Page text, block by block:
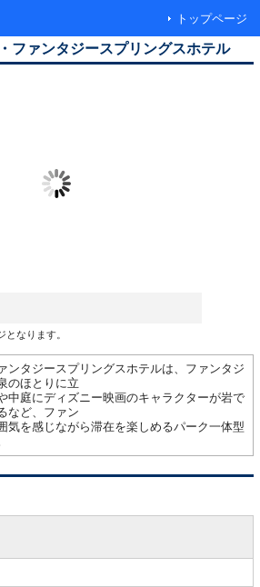
トップページ
ファンタジースプリングスホテル
なります。
ンタジースプリングスホテルは、ファンタジ
のほとりに立
中庭にディズニー映画のキャラクターが岩で
など、ファン
気を感じながら滞在を楽しめるパーク一体型